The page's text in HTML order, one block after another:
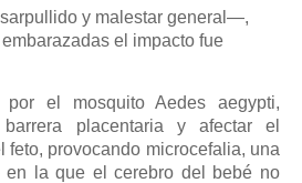
y malestar general—,
el impacto fue
por el mosquito Aedes aegypti,
placentaria y afectar el
feto, provocando microcefalia, una
en la que el cerebro del bebé no